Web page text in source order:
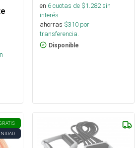
en 6cuotas de $1.282sin
interés
ahorras $310 por
transferencia.
Disponible